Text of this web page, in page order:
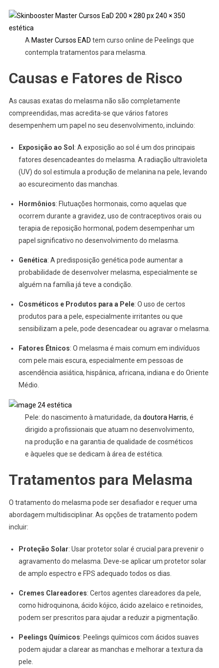
A Master Cursos EAD tem curso online de Peelings que
contempla tratamentos para melasma.
Causas e Fatores de Risco
As causas exatas do melasma não são completamente
compreendidas, mas acredita-se que vários fatores
desempenhem um papel no seu desenvolvimento, incluindo:
Exposição ao Sol : A exposição ao sol é um dos principais
fatores desencadeantes do melasma. A radiação ultravioleta
(UV) do sol estimula a produção de melanina na pele, levando
ao escurecimento das manchas.
Hormônios: Flutuações hormonais, como aquelas que
ocorrem durante a gravidez, uso de contraceptivos orais ou
terapia de reposição hormonal, podem desempenhar um
papel significativo no desenvolvimento do melasma.
Genética: A predisposição genética pode aumentar a
probabilidade de desenvolver melasma, especialmente se
alguém na família já teve a condição.
Cosméticos e Produtos para a Pele: O uso de certos
produtos para a pele, especialmente irritantes ou que
sensibilizam a pele, pode desencadear ou agravar o melasma.
Fatores Étnicos: O melasma é mais comum em indivíduos
com pele mais escura, especialmente em pessoas de
ascendência asiática, hispânica, africana, indiana e do Oriente
Médio.
Pele: do nascimento à maturidade, da doutora Harris, é
dirigido a profissionais que atuam no desenvolvimento,
na produção e na garantia de qualidade de cosméticos
e àqueles que se dedicam à área de estética.
Tratamentos para Melasma
O tratamento do melasma pode ser desafiador e requer uma
abordagem multidisciplinar. As opções de tratamento podem
incluir:
Proteção Solar: Usar protetor solar é crucial para prevenir o
agravamento do melasma. Deve-se aplicar um protetor solar
de amplo espectro e FPS adequado todos os dias.
Cremes Clareadores: Certos agentes clareadores da pele,
como hidroquinona, ácido kójico, ácido azelaico e retinoides,
podem ser prescritos para ajudar a reduzir a pigmentação.
Peelings Químicos: Peelings químicos com ácidos suaves
podem ajudar a clarear as manchas e melhorar a textura da
pele.